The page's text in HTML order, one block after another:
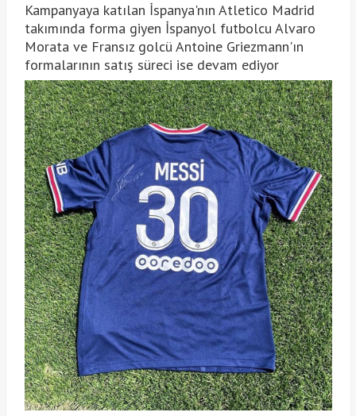
Kampanyaya katılan İspanya'nın Atletico Madrid
takımında forma giyen İspanyol futbolcu Alvaro
Morata ve Fransız golcü Antoine Griezmann'ın
formalarının satış süreci ise devam ediyor